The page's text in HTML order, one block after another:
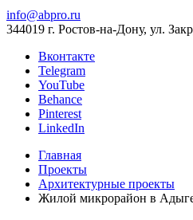
info@abpro.ru
344019 г. Ростов-на-Дону, ул.
Вконтакте
Telegram
YouTube
Behance
Pinterest
LinkedIn
Главная
Проекты
Архитектурные проекты
Жилой микрорайон в